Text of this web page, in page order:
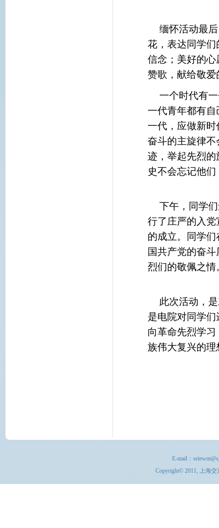
缅怀活动最
花，表达同学
信念；美好的
赞歌，献给敬
一个时代有
一代青年都有
一代，应做新
奋斗的主旋律
迹，举起先烈
史不会忘记他
下午，同学
行了庄严的入
的成立。同学
国共产党的奋
烈们的敬佩之情
此次活动，
是电院对同学
向革命先烈学
族伟大复兴的
E-mail：
Copyright© 2011, 上海